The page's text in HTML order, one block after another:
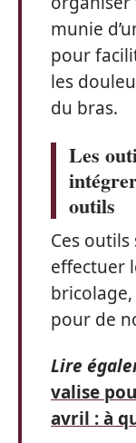
munie
pour
les
du bras.
Les
outils
Ces
effectuer
pour de
Lire
valise
avril : à